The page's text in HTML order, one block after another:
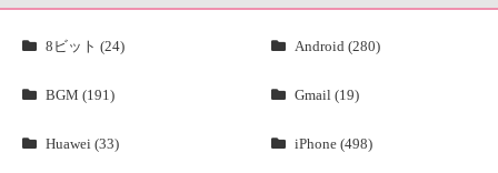
8ビット (24) Android (280)
BGM (191) Gmail (19)
Huawei (33) iPhone (498)